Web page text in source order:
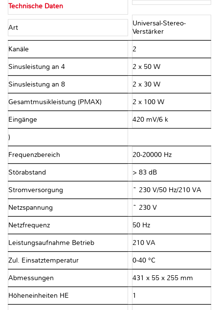
Technische Daten
Art
Universal-Stereo-
Verstärker
Kanäle 2
Sinusleistung an 4 Ω 2 x 50 W
Sinusleistung an 8 Ω 2 x 30 W
Gesamtmusikleistung (PMAX) 2 x 100 W
Eingänge 420 mV/6 kΩ
)
Frequenzbereich 20-20000 Hz
Störabstand > 83 dB
Stromversorgung ~ 230 V/50 Hz/210 VA
Netzspannung ~ 230 V
Netzfrequenz 50 Hz
Leistungsaufnahme Betrieb 210 VA
Zul. Einsatztemperatur 0-40 °C
Abmessungen 431 x 55 x 255 mm
Höheneinheiten HE 1